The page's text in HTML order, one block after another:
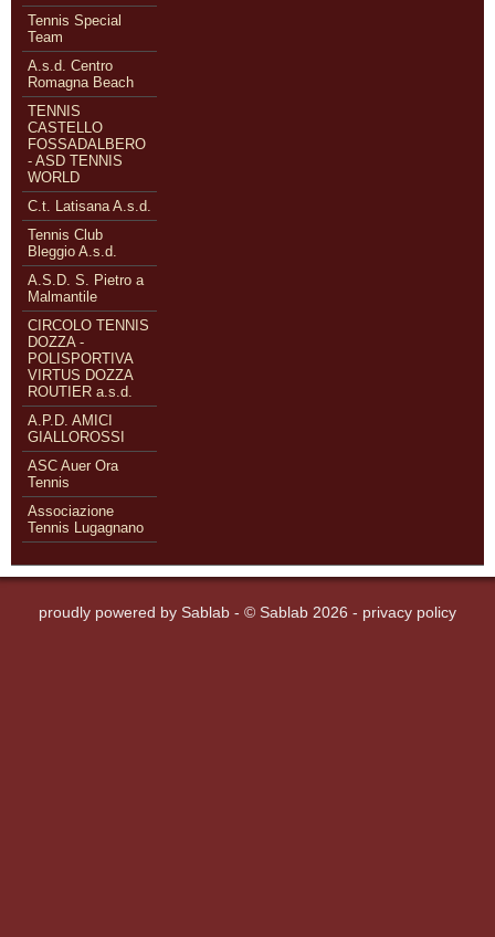
Tennis Special
Team
A.s.d. Centro
Romagna Beach
TENNIS
CASTELLO
FOSSADALBERO
- ASD TENNIS
WORLD
C.t. Latisana A.s.d.
Tennis Club
Bleggio A.s.d.
A.S.D. S. Pietro a
Malmantile
CIRCOLO TENNIS
DOZZA -
POLISPORTIVA
VIRTUS DOZZA
ROUTIER a.s.d.
A.P.D. AMICI
GIALLOROSSI
ASC Auer Ora
Tennis
Associazione
Tennis Lugagnano
proudly powered by Sablab - © Sablab 2026 - privacy policy